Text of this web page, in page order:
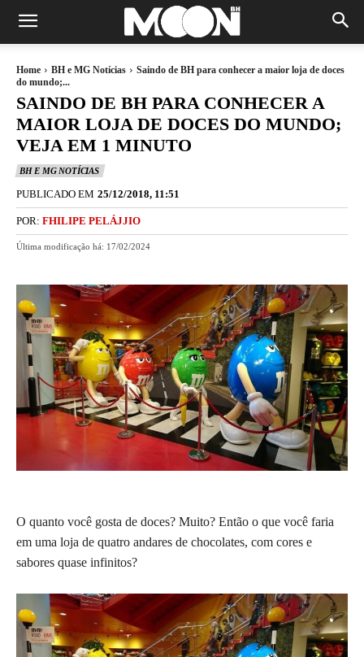
Home BH e MG Notícias
Saindo de BH para conhecer a maior loja de doces
do mundo;...
SAINDO DE BH PARA CONHECER A
MAIOR LOJA DE DOCES DO MUNDO;
VEJA EM 1 MINUTO
BH E MG NOTÍCIAS
PUBLICADO EM 25/12/2018, 11:51
POR: FHILIPE PELÁJJIO
Última modificação há: 17/02/2024
O quanto você gosta de doces? Muito? Então o que você faria
em uma loja de quatro andares de chocolates, com cores e
sabores quase infinitos?